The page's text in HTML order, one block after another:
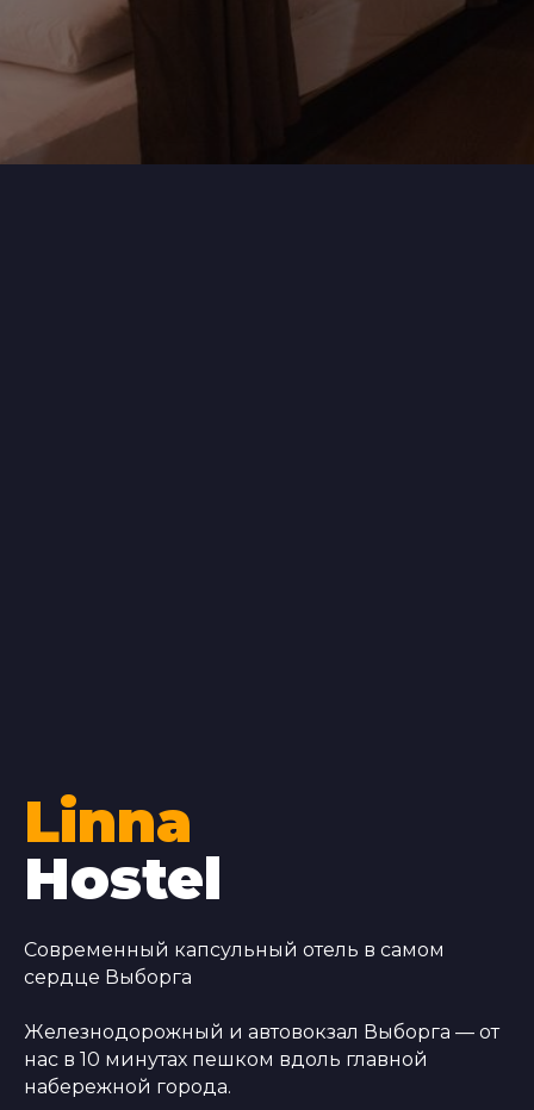
Linna
Hostel
Современный капсульный отель в самом
сердце Выборга
Железнодорожный и автовокзал Выборга — от
нас в 10 минутах пешком вдоль главной
набережной города.